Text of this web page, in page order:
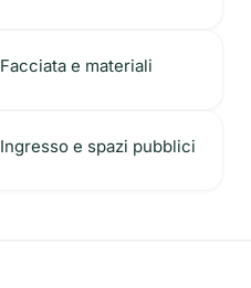
Facciata e materiali
Ingresso e spazi pubblici